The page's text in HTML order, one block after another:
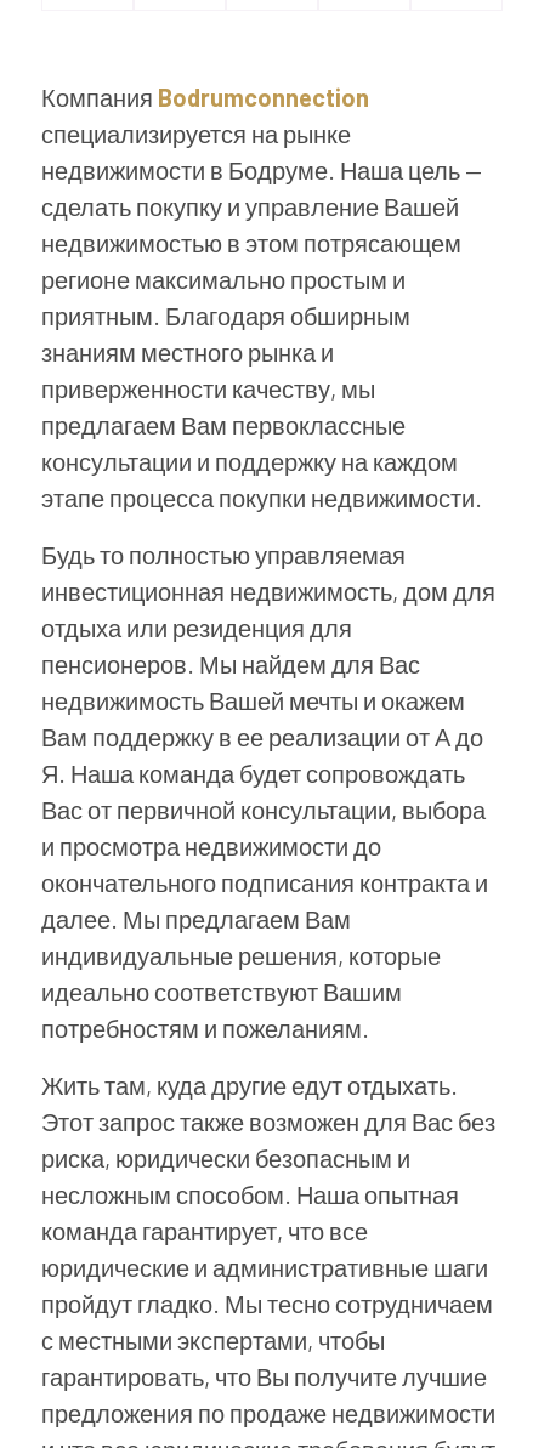
Компания Bodrumconnection
специализируется на рынке
недвижимости в Бодруме. Наша цель —
сделать покупку и управление Вашей
недвижимостью в этом потрясающем
регионе максимально простым и
приятным. Благодаря обширным
знаниям местного рынка и
приверженности качеству, мы
предлагаем Вам первоклассные
консультации и поддержку на каждом
этапе процесса покупки недвижимости.
Будь то полностью управляемая
инвестиционная недвижимость, дом для
отдыха или резиденция для
пенсионеров. Мы найдем для Вас
недвижимость Вашей мечты и окажем
Вам поддержку в ее реализации от А до
Я. Наша команда будет сопровождать
Вас от первичной консультации, выбора
и просмотра недвижимости до
окончательного подписания контракта и
далее. Мы предлагаем Вам
индивидуальные решения, которые
идеально соответствуют Вашим
потребностям и пожеланиям.
Жить там, куда другие едут отдыхать.
Этот запрос также возможен для Вас без
риска, юридически безопасным и
несложным способом. Наша опытная
команда гарантирует, что все
юридические и административные шаги
пройдут гладко. Мы тесно сотрудничаем
с местными экспертами, чтобы
гарантировать, что Вы получите лучшие
предложения по продаже недвижимости